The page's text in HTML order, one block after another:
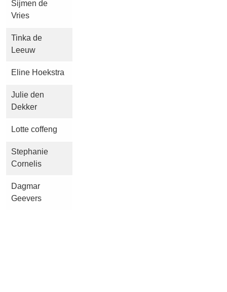
Sijmen de
Vries
Tinka de
Leeuw
Eline Hoekstra
Julie den
Dekker
Lotte coffeng
Stephanie
Cornelis
Dagmar
Geevers